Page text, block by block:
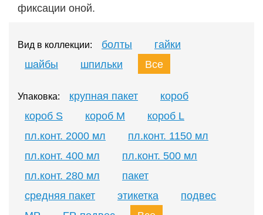
фиксации оной.
Вид в коллекции: болты
гайки
шайбы
шпильки Все
Упаковка: крупная пакет
короб
короб S
короб M
короб L
пл.конт. 2000 мл
пл.конт. 1150 мл
пл.конт. 400 мл
пл.конт. 500 мл
пл.конт. 280 мл
пакет
средняя пакет
этикетка
подвес